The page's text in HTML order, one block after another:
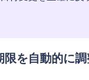
を自動的に